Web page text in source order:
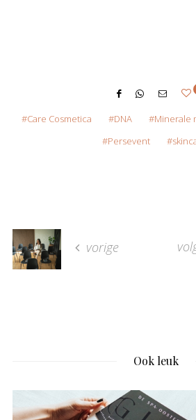
Care Cosmetica DNA Minerale
Persevent
vorige
Ook leuk